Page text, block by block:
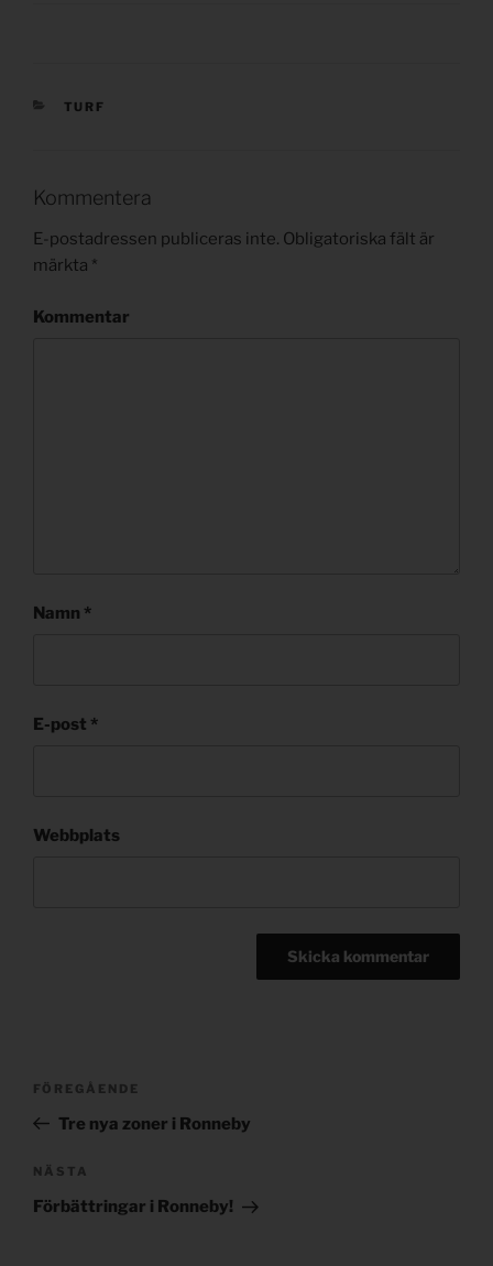
KATEGORIER
TURF
Kommentera
E-postadressen publiceras inte. Obligatoriska fält är
märkta *
Kommentar
Namn *
E-post *
Webbplats
Post
Föregående
inlägg
FÖREGÅENDE
Tre nya zoner i Ronneby
Nästa
inlägg
NÄSTA
Förbättringar i Ronneby!